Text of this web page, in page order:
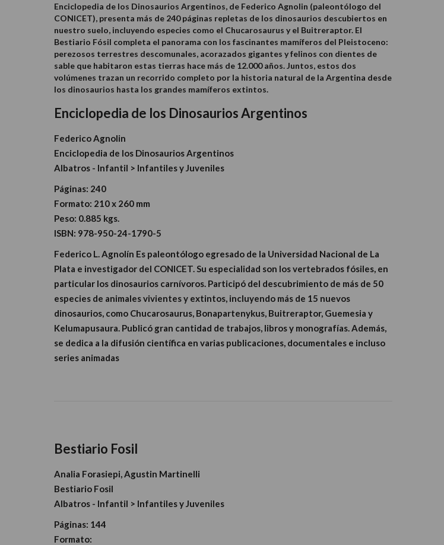
Enciclopedia de los Dinosaurios Argentinos, de Federico Agnolin (paleontólogo del
CONICET), presenta más de 240 páginas repletas de los dinosaurios descubiertos en
nuestro suelo, incluyendo especies como el Chucarosaurus y el Buitreraptor. El
Bestiario Fósil completa el panorama con los fascinantes mamíferos del Pleistoceno:
perezosos terrestres descomunales, acorazados gigantes y felinos con dientes de
sable que habitaron estas tierras hace más de 12.000 años. Juntos, estos dos
volúmenes trazan un recorrido completo por la historia natural de la Argentina desde
los dinosaurios hasta los grandes mamíferos extintos.
Enciclopedia de los Dinosaurios Argentinos
Federico Agnolin
Enciclopedia de los Dinosaurios Argentinos
Albatros - Infantil > Infantiles y Juveniles
Páginas: 240
Formato: 210 x 260 mm
Peso: 0.885 kgs.
ISBN: 978-950-24-1790-5
Federico L. Agnolín Es paleontólogo egresado de la Universidad Nacional de La
Plata e investigador del CONICET. Su especialidad son los vertebrados fósiles, en
particular los dinosaurios carnívoros. Participó del descubrimiento de más de 50
especies de animales vivientes y extintos, incluyendo más de 15 nuevos
dinosaurios, como Chucarosaurus, Bonapartenykus, Buitreraptor, Guemesia y
Kelumapusaura. Publicó gran cantidad de trabajos, libros y monografías. Además,
se dedica a la difusión científica en varias publicaciones, documentales e incluso
series animadas
Bestiario Fosil
Analia Forasiepi, Agustin Martinelli
Bestiario Fosil
Albatros - Infantil > Infantiles y Juveniles
Páginas: 144
Formato: